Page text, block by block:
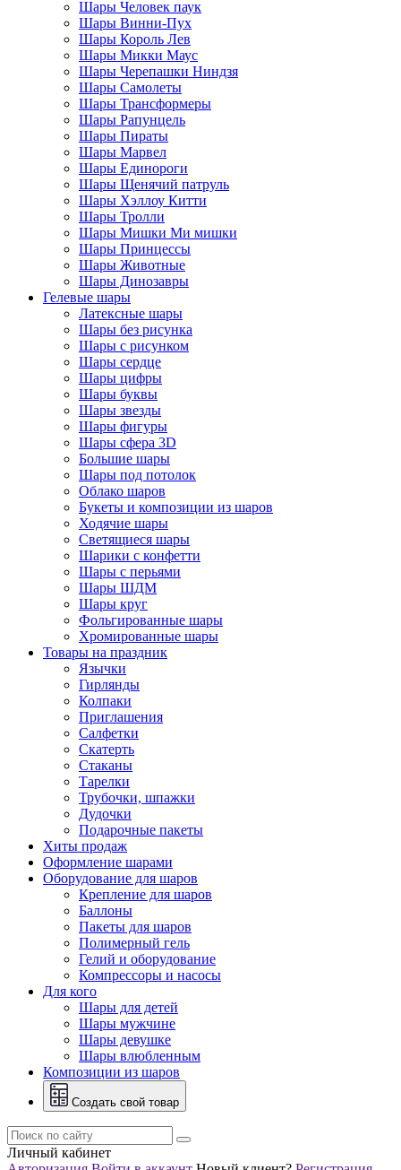
Шары Человек паук
Шары Винни-Пух
Шары Король Лев
Шары Микки Маус
Шары Черепашки Ниндзя
Шары Самолеты
Шары Трансформеры
Шары Рапунцель
Шары Пираты
Шары Марвел
Шары Единороги
Шары Щенячий патруль
Шары Хэллоу Китти
Шары Тролли
Шары Мишки Ми мишки
Шары Принцессы
Шары Животные
Шары Динозавры
Гелевые шары
Латексные шары
Шары без рисунка
Шары с рисунком
Шары сердце
Шары цифры
Шары буквы
Шары звезды
Шары фигуры
Шары сфера 3D
Большие шары
Шары под потолок
Облако шаров
Букеты и композиции из шаров
Ходячие шары
Светящиеся шары
Шарики с конфетти
Шары с перьями
Шары ШДМ
Шары круг
Фольгированные шары
Хромированные шары
Товары на праздник
Язычки
Гирлянды
Колпаки
Приглашения
Салфетки
Скатерть
Стаканы
Тарелки
Трубочки, шпажки
Дудочки
Подарочные пакеты
Хиты продаж
Оформление шарами
Оборудование для шаров
Крепление для шаров
Баллоны
Пакеты для шаров
Полимерный гель
Гелий и оборудование
Компрессоры и насосы
Для кого
Шары для детей
Шары мужчине
Шары девушке
Шары влюбленным
Композиции из шаров
Создать свой товар
Личный кабинет